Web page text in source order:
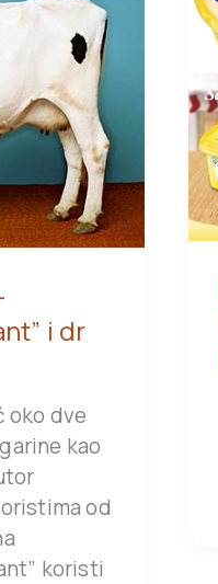
i dr
oko dve
kao
od
koristi